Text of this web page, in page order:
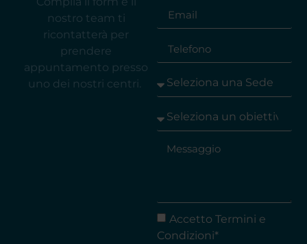
nostro team ti
ricontatterà per
prendere
appuntamento presso
uno dei nostri centri.
Accetto Termini e
Condizioni*